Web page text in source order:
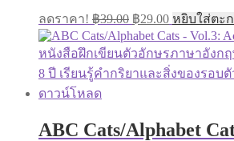
ลดราคา! ฿39.00 Original
price
was:
฿39.00.
฿29.00Current
price
is:
฿29.00.
หยิบใส่ตะ
ABC Cats/Alphabet